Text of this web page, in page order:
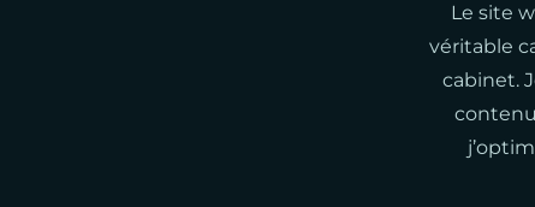
Le site
véritable
cabinet.